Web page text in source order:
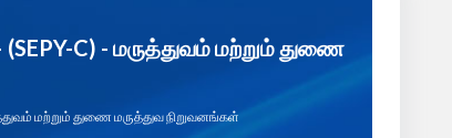
C) - மருத்துவம் மற்றும் துணை
மற்றும் துணை மருத்துவ நிறுவனங்கள்